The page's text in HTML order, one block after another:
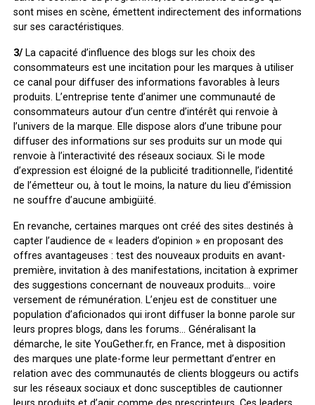
sont mises en scène, émettent indirectement des informations
sur ses caractéristiques.
3/La capacité d’influence des blogs sur les choix des
consommateurs est une incitation pour les marques à utiliser
ce canal pour diffuser des informations favorables à leurs
produits. L’entreprise tente d’animer une communauté de
consommateurs autour d’un centre d’intérêt qui renvoie à
l’univers de la marque. Elle dispose alors d’une tribune pour
diffuser des informations sur ses produits sur un mode qui
renvoie à l’interactivité des réseaux sociaux. Si le mode
d’expression est éloigné de la publicité traditionnelle, l’identité
de l’émetteur ou, à tout le moins, la nature du lieu d’émission
ne souffre d’aucune ambigüité.
En revanche, certaines marques ont créé des sites destinés à
capter l’audience de « leaders d’opinion » en proposant des
offres avantageuses : test des nouveaux produits en avant-
première, invitation à des manifestations, incitation à exprimer
des suggestions concernant de nouveaux produits… voire
versement de rémunération. L’enjeu est de constituer une
population d’aficionados qui iront diffuser la bonne parole sur
leurs propres blogs, dans les forums… Généralisant la
démarche, le site YouGether.fr, en France, met à disposition
des marques une plate-forme leur permettant d’entrer en
relation avec des communautés de clients bloggeurs ou actifs
sur les réseaux sociaux et donc susceptibles de cautionner